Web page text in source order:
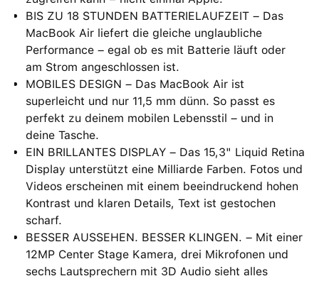
BIS ZU 18 STUNDEN BATTERIELAUFZEIT – Das
MacBook Air liefert die gleiche unglaubliche
Performance – egal ob es mit Batterie läuft oder
am Strom angeschlossen ist.
MOBILES DESIGN – Das MacBook Air ist
superleicht und nur 11,5 mm dünn. So passt es
perfekt zu deinem mobilen Lebensstil – und in
deine Tasche.
EIN BRILLANTES DISPLAY – Das 15,3" Liquid Retina
Display unterstützt eine Milliarde Farben. Fotos und
Videos erscheinen mit einem beein­druckend hohen
Kontrast und klaren Details, Text ist gestochen
scharf.
BESSER AUSSEHEN. BESSER KLINGEN. – Mit einer
12MP Center Stage Kamera, drei Mikrofonen und
sechs Lautsprechern mit 3D Audio sieht alles